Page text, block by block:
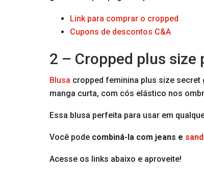
Link para comprar o cropped
Cupons de descontos C&A
2 – Cropped plus size
Blusa cropped feminina plus size secret
manga curta, com cós elástico nos
Essa blusa perfeita para usar em
Você pode combiná-la com jeans e
Acesse os links abaixo e aproveite!